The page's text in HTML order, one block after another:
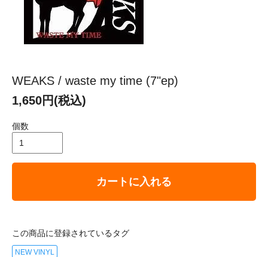
WEAKS / waste my time (7"ep)
1,650円(税込)
個数
カートに入れる
この商品に登録されているタグ
NEW VINYL